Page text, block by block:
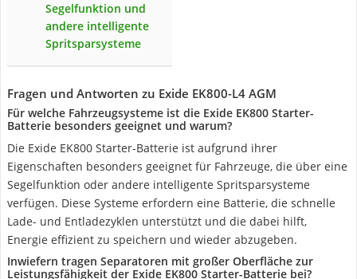
Segelfunktion und
andere intelligente
Spritsparsysteme
Fragen und Antworten zu Exide EK800-L4 AGM
Für welche Fahrzeugsysteme ist die Exide EK800 Starter-
Batterie besonders geeignet und warum?
Die Exide EK800 Starter-Batterie ist aufgrund ihrer
Eigenschaften besonders geeignet für Fahrzeuge, die über eine
Segelfunktion oder andere intelligente Spritsparsysteme
verfügen. Diese Systeme erfordern eine Batterie, die schnelle
Lade- und Entladezyklen unterstützt und die dabei hilft,
Energie effizient zu speichern und wieder abzugeben.
Inwiefern tragen Separatoren mit großer Oberfläche zur
Leistungsfähigkeit der Exide EK800 Starter-Batterie bei?